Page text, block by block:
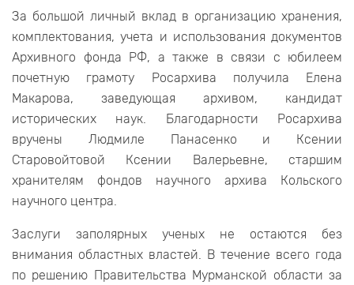
За большой личный вклад в организацию хранения,
комплектования, учета и использования документов
Архивного фонда РФ, а также в связи с юбилеем
почетную грамоту Росархива получила Елена
Макарова, заведующая архивом, кандидат
исторических наук. Благодарности Росархива
вручены Людмиле Панасенко и Ксении
Старовойтовой Ксении Валерьевне, старшим
хранителям фондов научного архива Кольского
научного центра.
Заслуги заполярных ученых не остаются без
внимания областных властей. В течение всего года
по решению Правительства Мурманской области за